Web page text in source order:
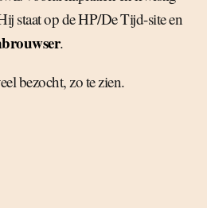
staat op de HP/De Tijd-site en
.
bezocht, zo te zien.